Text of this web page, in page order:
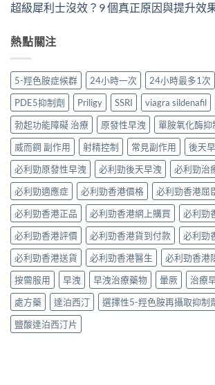
超級犀利士沒效？9 個真正原因與提升效
熱點關注
5-羥色胺症候群 24小時一次 24小時最多1次
PDE5抑制劑
Priligy SSRI viagra sildenafil
勃起功能障礙 治療
原發性早洩 單胺氧化酶抑
威而鋼 副作用
射精控制 常見副作用 後天
必利勁原發性早洩
必利勁後天早洩
必利勁治
必利勁適應症
必利勁香港價格
必利勁香港屈
必利勁香港正品
必利勁香港網上購買
必利勁
必利勁香港評價
必利勁香港貨到付款
必利勁
必利勁香港送貨
必利勁香港醫生
必利勁香港
按需服用
早洩 早洩治療藥物 暈厥 治療
處方藥
達泊西汀 選擇性5-羥色胺再攝取抑制
鹽酸達泊西汀片